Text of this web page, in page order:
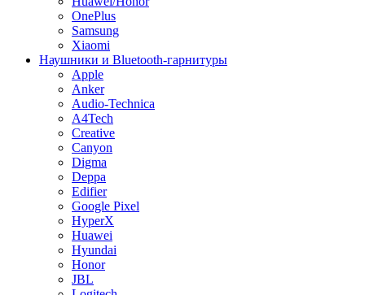
OnePlus
Samsung
Xiaomi
Наушники и Bluetooth-гарнитуры
Apple
Anker
Audio-Technica
A4Tech
Creative
Canyon
Digma
Deppa
Edifier
Google Pixel
HyperX
Huawei
Hyundai
Honor
JBL